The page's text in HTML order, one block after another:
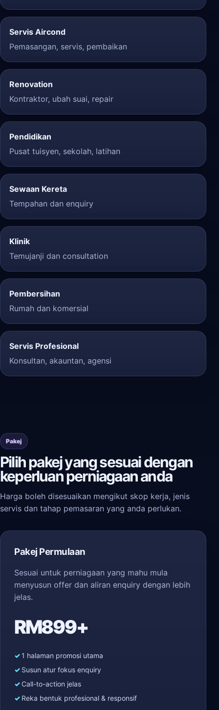
Servis Aircond
Pemasangan, servis, pembaikan
Renovation
Kontraktor, ubah suai, repair
Pendidikan
Pusat tuisyen, sekolah, latihan
Sewaan Kereta
Tempahan dan enquiry
Klinik
Temujanji dan consultation
Pembersihan
Rumah dan komersial
Servis Profesional
Konsultan, akauntan, agensi
Pakej
Pilih pakej yang sesuai dengan
keperluan perniagaan anda
Harga boleh disesuaikan mengikut skop kerja, jenis
servis dan tahap pemasaran yang anda perlukan.
Pakej Permulaan
Sesuai untuk perniagaan yang mahu mula
menyusun offer dan aliran enquiry dengan lebih
jelas.
RM899+
1 halaman promosi utama
Susun atur fokus enquiry
Call-to-action jelas
Reka bentuk profesional & responsif